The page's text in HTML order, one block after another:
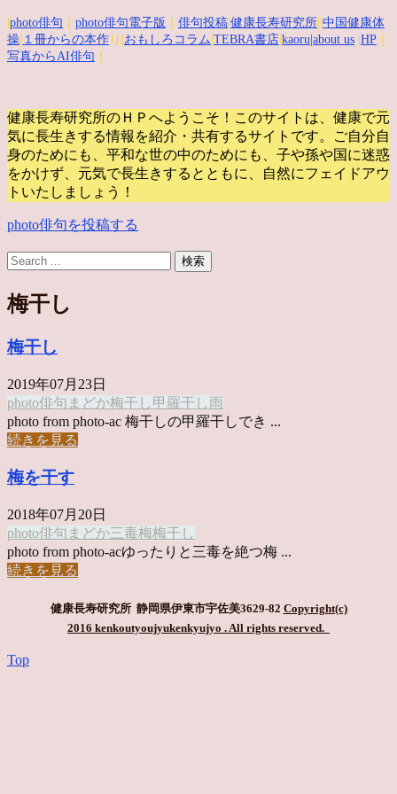
photo俳句 photo俳句電子版 俳句投稿 健康長寿研究所 中国健康体
操 １冊からの本作 り| おもしろコラム TEBRA書店 kaoru |about us HP
写真からAI俳句
健康長寿研究所のＨＰへようこそ！このサイトは、健康で元
気に長生きする情報を紹介・共有するサイトです。
ご自分自
身のためにも、平和な世の中のためにも、子や孫や国に迷惑
をかけず、元気で長生きするとともに、自然にフェイドアウ
トいたしましょう！
photo俳句を投稿する
梅干し
梅干し
2019年07月23日
photo俳句 まどか梅干し 甲羅干し雨
photo from photo-ac 梅干しの甲羅干しでき ...
続きを見る
梅を干す
2018年07月20日
photo俳句 まどか三毒梅梅干し
photo from photo-acゆったりと三毒を絶つ梅 ...
続きを見る
健康長寿研究所 静岡県伊東市宇佐美3629-82 Copyright(c)
2016 kenkoutyoujyukenkyujyo . All rights reserved.
Top